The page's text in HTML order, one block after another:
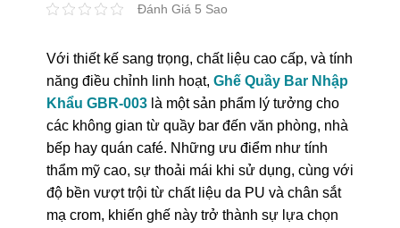
Đánh Giá 5 Sao
Với thiết kế sang trọng, chất liệu cao cấp, và tính
năng điều chỉnh linh hoạt, Ghế Quầy Bar Nhập
Khẩu GBR-003là một sản phẩm lý tưởng cho
các không gian từ quầy bar đến văn phòng, nhà
bếp hay quán café. Những ưu điểm như tính
thẩm mỹ cao, sự thoải mái khi sử dụng, cùng với
độ bền vượt trội từ chất liệu da PU và chân sắt
mạ crom, khiến ghế này trở thành sự lựa chọn